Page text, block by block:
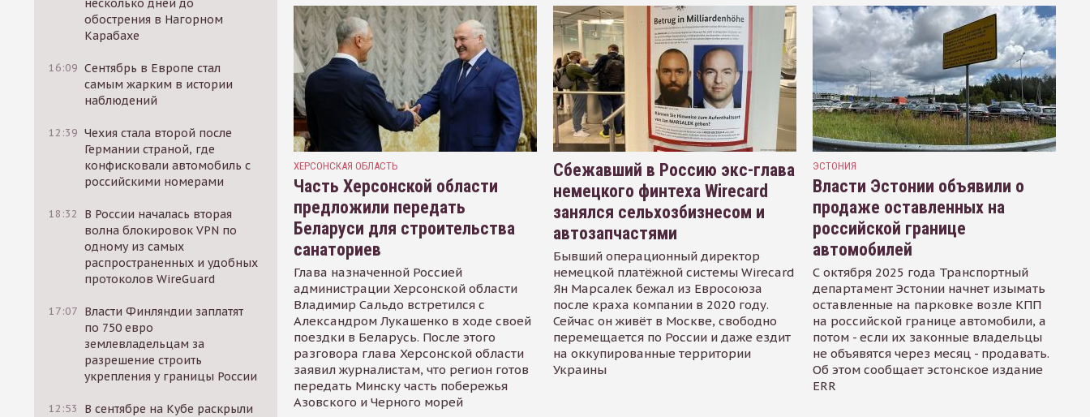
несколько дней до
обострения в Нагорном
Карабахе
16:09 Сентябрь в Европе стал
самым жарким в истории
наблюдений
12:39 Чехия стала второй после
Германии страной, где
конфисковали автомобиль с
российскими номерами
18:32
В России началась вторая
волна блокировок VPN по
одному из самых
распространенных и удобных
протоколов WireGuard
17:07 Власти Финляндии заплатят
по 750 евро
землевладельцам за
разрешение строить
укрепления у границы России
12:53
В сентябре на Кубе раскрыли
ХЕРСОНСКАЯ ОБЛАСТЬ
Часть Херсонской области
предложили передать
Беларуси для строительства
санаториев
Глава назначенной Россией
администрации Херсонской области
Владимир Сальдо встретился с
Александром Лукашенко в ходе своей
поездки в Беларусь. После этого
разговора глава Херсонской области
заявил журналистам, что регион готов
передать Минску часть побережья
Азовского и Черного морей
Сбежавший в Россию экс-глава
немецкого финтеха Wirecard
занялся сельхозбизнесом и
автозапчастями
Бывший операционный директор
немецкой платёжной системы Wirecard
Ян Марсалек бежал из Евросоюза
после краха компании в 2020 году.
Сейчас он живёт в Москве, свободно
перемещается по России и даже ездит
на оккупированные территории
Украины
ЭСТОНИЯ
Власти Эстонии объявили о
продаже оставленных на
российской границе
автомобилей
С октября 2025 года Транспортный
департамент Эстонии начнет изымать
оставленные на парковке возле КПП
на российской границе автомобили, а
потом - если их законные владельцы
не объявятся через месяц - продавать.
Об этом сообщает эстонское издание
ERR